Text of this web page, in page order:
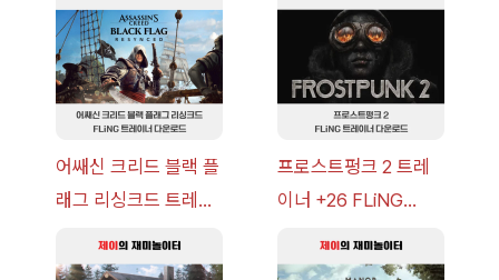
략 [복각] | 블루 아카
이브
v14.0+] 다운로드
어쌔신 크리드 블랙 플
래그 리싱크드 트레이
v1.0+] 다운로드
프로스트펑크 2 트레
이너 +26 FLiNG
드